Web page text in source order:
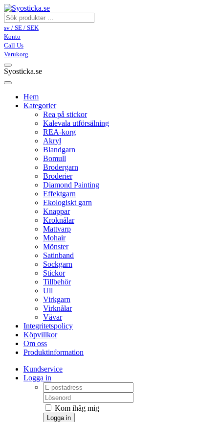
sv / SE / SEK
Konto
Call Us
Varukorg
Syosticka.se
Hem
Kategorier
Rea på stickor
Kalevala utförsälning
REA-korg
Akryl
Blandgarn
Bomull
Brodergarn
Broderier
Diamond Painting
Effektgarn
Ekologiskt garn
Knappar
Kroknålar
Mattvarp
Mohair
Mönster
Satinband
Sockgarn
Stickor
Tillbehör
Ull
Virkgarn
Virknålar
Vävar
Integritetspolicy
Köpvillkor
Om oss
Produktinformation
Kundservice
Logga in
Kom ihåg mig
Logga in